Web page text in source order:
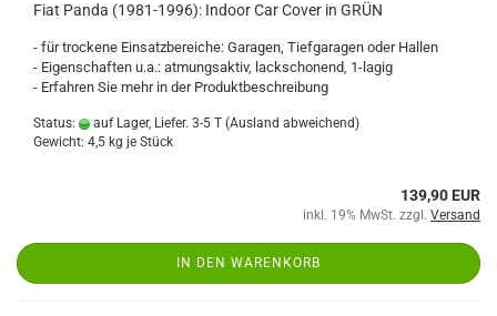
Fiat Panda (1981-1996): Indoor Car Cover in GRÜN
- für trockene Einsatzbereiche: Garagen, Tiefgaragen oder Hallen
- Eigenschaften u.a.: atmungsaktiv, lackschonend, 1-lagig
- Erfahren Sie mehr in der Produktbeschreibung
Status: auf Lager, Liefer. 3-5 T (Ausland abweichend)
Gewicht: 4,5 kg je Stück
139,90 EUR
inkl. 19% MwSt. zzgl. Versand
IN DEN WARENKORB